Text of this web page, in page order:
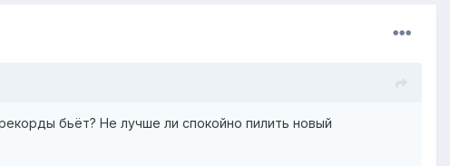
бьёт? Не лучше ли спокойно пилить новый